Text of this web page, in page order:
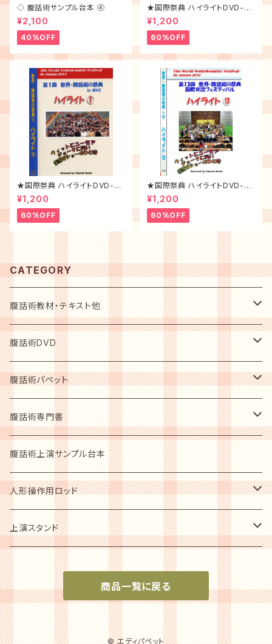
◇ 腹話術サンプル台本 ④
¥2,100
40%OFF
★国際祭典 ハイライトDVD-20
04年
¥1,200
60%OFF
★国際祭典 ハイライトDVD-20
01年
¥1,200
60%OFF
★国際祭典 ハイライトDVD-20
14年
¥1,200
60%OFF
CATEGORY
腹話術教材・テキスト他
初心者用入門テキスト
指導者用テキスト
上演必需品
人形スタント
ステージカーテン
音響セット
腹話術DVD
初心者用入門DVD
レベルアップショーDVD
指導者の手ほどき 2枚組
腹話術パペット
動物ソフトパッペト
人型人形
人型パペット
ショーアップ商品
パペットシューズ
腹話術専門書
腹話術愛好者用
歴史写真集
腹話術の歴史他
指導者用ガイドブック
腹話術上演サンプル台本
人形操作用ロッド
ソフトパッペト用
小型人形用
小型～中型パペット用
中型～大型パペット用
上演スタンド
上演必需品
人形スタンド
商品一覧に戻る
© エディパペット